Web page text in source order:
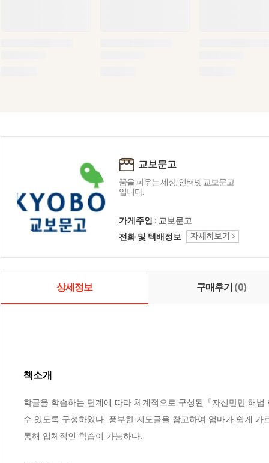
교보문고
꿈을 피우는 세상, 인터넷 교보문고
입니다.
가게주인 : 교보문고
전화 및 택배정보
상세정보 구매후기 (0)
책소개
학글을 학습하는 단계에 따라 체계적으로 구성된『자신만만 해
수 있도록 구성하였다. 풍부한 지도글을 참고하여 엄마가 쉽게
통해 입체적인 학습이 가능하다.